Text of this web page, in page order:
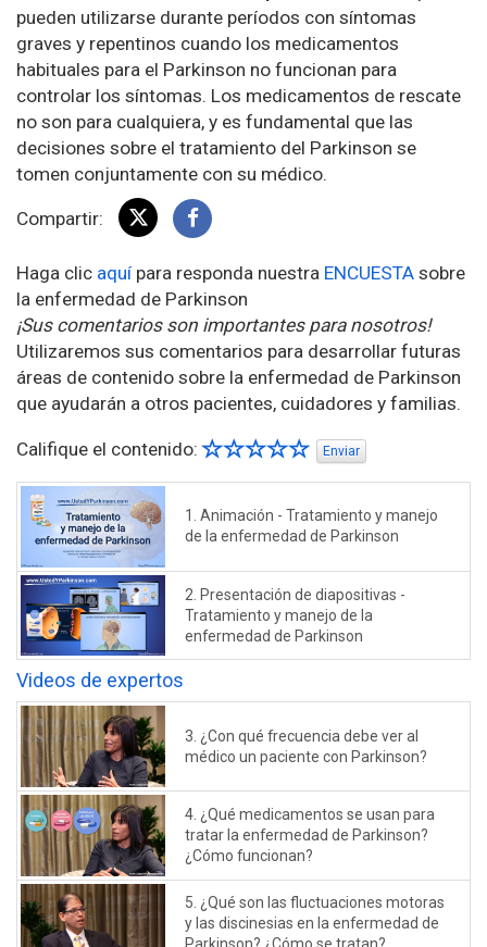
pueden utilizarse durante períodos con síntomas
graves y repentinos cuando los medicamentos
habituales para el Parkinson no funcionan para
controlar los síntomas. Los medicamentos de rescate
no son para cualquiera, y es fundamental que las
decisiones sobre el tratamiento del Parkinson se
tomen conjuntamente con su médico.
Compartir:
Haga clic aquí para responda nuestra ENCUESTA sobre
la enfermedad de Parkinson
¡Sus comentarios son importantes para nosotros!
Utilizaremos sus comentarios para desarrollar futuras
áreas de contenido sobre la enfermedad de Parkinson
que ayudarán a otros pacientes, cuidadores y familias.
Califique el contenido: Enviar
1. Animación - Tratamiento y manejo
de la enfermedad de Parkinson
2. Presentación de diapositivas -
Tratamiento y manejo de la
enfermedad de Parkinson
Videos de expertos
3. ¿Con qué frecuencia debe ver al
médico un paciente con Parkinson?
4. ¿Qué medicamentos se usan para
tratar la enfermedad de Parkinson?
¿Cómo funcionan?
5. ¿Qué son las fluctuaciones motoras
y las discinesias en la enfermedad de